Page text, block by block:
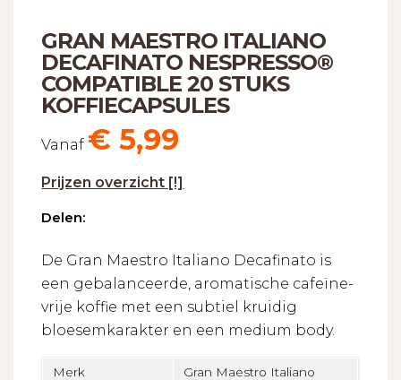
GRAN MAESTRO ITALIANO
DECAFINATO NESPRESSO®
COMPATIBLE 20 STUKS
KOFFIECAPSULES
Vanaf €5,99
Prijzen overzicht [!]
Delen:
De Gran Maestro Italiano Decafinato is
een gebalanceerde, aromatische cafeïne-
vrije koffie met een subtiel kruidig
bloesemkarakter en een medium body.
Merk
Gran Maestro Italiano